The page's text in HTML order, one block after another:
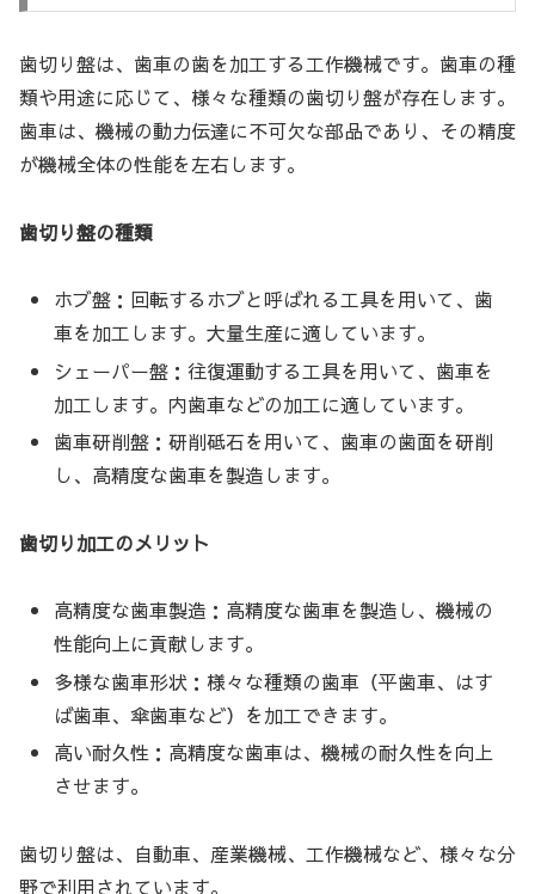
歯切り盤は、歯車の歯を加工する工作機械です。歯車の種
類や用途に応じて、様々な種類の歯切り盤が存在します。
歯車は、機械の動力伝達に不可欠な部品であり、その精度
が機械全体の性能を左右します。
歯切り盤の種類
ホブ盤：回転するホブと呼ばれる工具を用いて、歯
車を加工します。大量生産に適しています。
シェーパー盤：往復運動する工具を用いて、歯車を
加工します。内歯車などの加工に適しています。
歯車研削盤：研削砥石を用いて、歯車の歯面を研削
し、高精度な歯車を製造します。
歯切り加工のメリット
高精度な歯車製造：高精度な歯車を製造し、機械の
性能向上に貢献します。
多様な歯車形状：様々な種類の歯車（平歯車、はす
ば歯車、傘歯車など）を加工できます。
高い耐久性：高精度な歯車は、機械の耐久性を向上
させます。
歯切り盤は、自動車、産業機械、工作機械など、様々な分
野で利用されています。